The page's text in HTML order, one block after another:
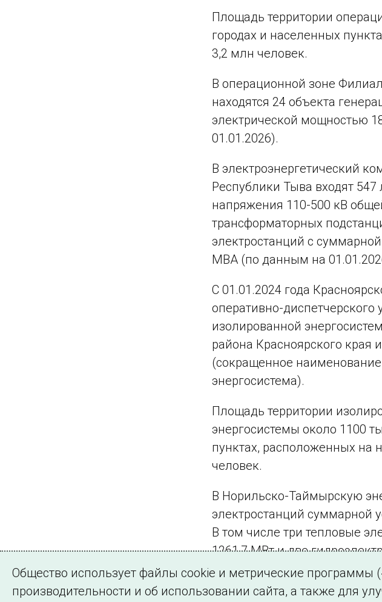
Площадь территории
городах и населенных
3,2 млн человек.
В операционной зоне
находятся 24 объекта
электрической мощностью
01.01.2026).
В электроэнергетический
Республики Тыва входят
напряжения 110-500 кВ
трансформаторных
электростанций с
МВА (по данным на
С 01.01.2024 года
оперативно-диспетчерского
изолированной
района Красноярского края
(сокращенное
энергосистема).
Площадь территории
энергосистемы около 1100
пунктах, расположенных на
человек.
В Норильско-Таймырскую
электростанций суммарной
В том числе три тепловые
1261,7 МВт и две
мощностью 1101,9 МВт.
электропередачи
Общество использует файлы cookie и метрические
производительности и об использовании сайта, а также для